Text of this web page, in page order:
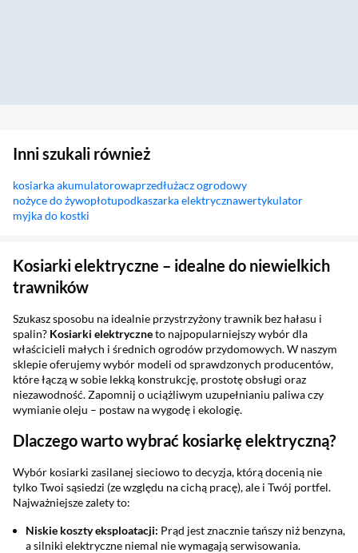
Inni szukali również
kosiarka akumulatorowaprzedłużacz ogrodowy
nożyce do żywopłotupodkaszarka elektrycznawertykulator
myjka do kostki
Kosiarki elektryczne – idealne do niewielkich
trawników
Szukasz sposobu na idealnie przystrzyżony trawnik bez hałasu i
spalin? Kosiarki elektryczneto najpopularniejszy wybór dla
właścicieli małych i średnich ogrodów przydomowych. W naszym
sklepie oferujemy wybór modeli od sprawdzonych producentów,
które łączą w sobie lekką konstrukcję, prostotę obsługi oraz
niezawodność. Zapomnij o uciążliwym uzupełnianiu paliwa czy
wymianie oleju – postaw na wygodę i ekologię.
Dlaczego warto wybrać kosiarkę elektryczną?
Wybór kosiarki zasilanej sieciowo to decyzja, którą docenią nie
tylko Twoi sąsiedzi (ze względu na cichą pracę), ale i Twój portfel.
Najważniejsze zalety to:
Niskie koszty eksploatacji: Prąd jest znacznie tańszy niż benzyna,
a silniki elektryczne niemal nie wymagają serwisowania.